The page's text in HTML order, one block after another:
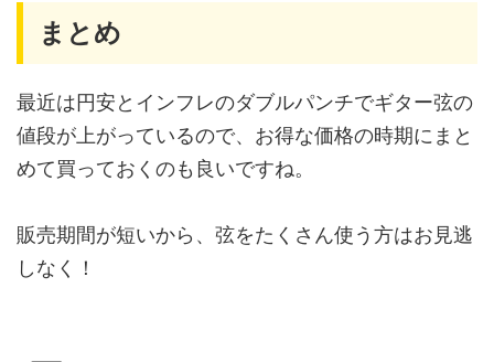
まとめ
最近は円安とインフレのダブルパンチでギター弦の
値段が上がっているので、お得な価格の時期にまと
めて買っておくのも良いですね。
販売期間が短いから、弦をたくさん使う方はお見逃
しなく！